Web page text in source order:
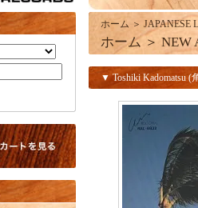
ホーム ＞ JAPANESE
ホーム ＞ NEW
▼ Toshiki Kadomatsu (